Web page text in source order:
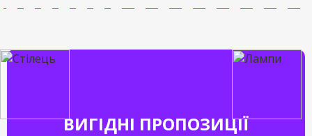
ВИГІДНІ ПРОПОЗИЦІЇ